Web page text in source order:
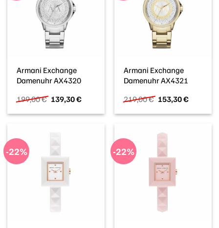
Armani Exchange
Damenuhr AX4320
199,00€ Ursprünglicher
Preis
war:
139,30€Aktueller
ist:
Armani Exchange
Damenuhr AX4321
219,00€ Ursprünglicher
Preis
war:
153,30€Aktueller
ist:
-22% -22%